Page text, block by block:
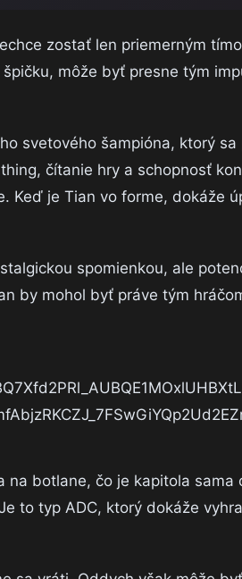
zostať len priemerným
môže byť presne tým
svetového šampióna, ktorý
čítanie hry a schopnosť
Keď je Tian vo forme, dokáže
spomienkou, ale
by mohol byť práve tým
botlane, čo je kapitola
to typ ADC, ktorý dokáže